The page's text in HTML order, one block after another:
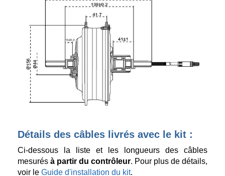
Détails des câbles livrés avec le kit :
Ci-dessous la liste et les longueurs des câbles
mesurés à partir du contrôleur. Pour plus de détails,
voir le Guide d'installation du kit.